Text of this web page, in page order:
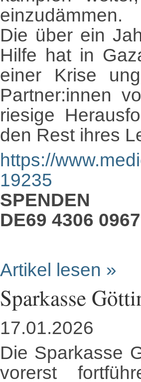
einzudämmen.
Die über ein
Hilfe hat in
einer Krise
Partner:innen
riesige
den Rest ihres
https://
19235
SPENDEN
DE69 4306
Artikel lesen »
Sparkasse
17.01.2026
Die Sparkasse
vorerst